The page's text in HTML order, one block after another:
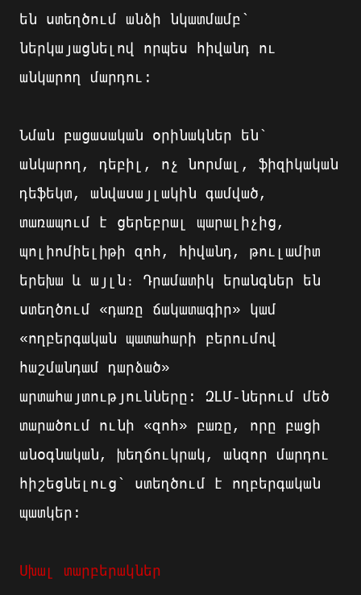
են ստեղծում անձի նկատմամբ`
ներկայացնելով որպես հիվանդ ու
անկարող մարդու:
Նման բացասական օրինակներ են՝
անկարող, դեբիլ, ոչ նորմալ, ֆիզիկական
դեֆեկտ, անվասայլակին գամված,
տառապում է ցերեբրալ պարալիչից,
պոլիոմիելիթի զոհ, հիվանդ, թուլամիտ
երեխա և այլն։ Դրամատիկ երանգներ են
ստեղծում «դառը ճակատագիր» կամ
«ողբերգական պատահարի բերումով
հաշմանդամ դարձած»
արտահայտությունները: ԶԼՄ-ներում մեծ
տարածում ունի «զոհ» բառը, որը բացի
անօգնական, խեղճուկրակ, անզոր մարդու
հիշեցնելուց` ստեղծում է ողբերգական
պատկեր:
Սխալ տարբերակներ